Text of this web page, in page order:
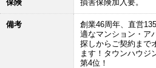
保険 損害保険加入要。
備考
創業46周年、直営
適なマンション・ア
探しからご契約まで
ます！タウンハウジ
第4位！